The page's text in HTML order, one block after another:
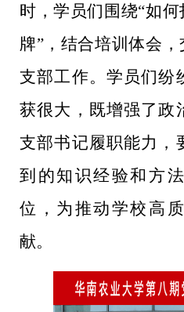
时，学员们围绕“如
牌”，结合培训体会
支部工作。学员们纷
获很大，既增强了政
支部书记履职能力，
到的知识经验和方
位，为 推动学校高
献。